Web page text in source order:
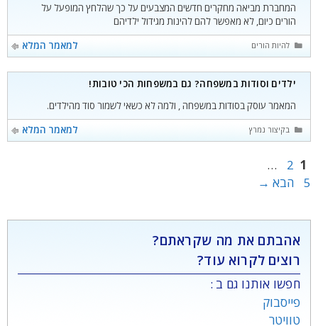
המחברת מביאה מחקרים חדשים המצבעים על כך שהלחץ המופעל על
הורים כיום, לא מאפשר להם להינות מגידול ילדיהם
למאמר המלא
קטגוריות
להיות הורים
ילדים וסודות במשפחה? גם במשפחות הכי טובות!
המאמר עוסק בסודות במשפחה , ולמה לא כשאי לשמור סוד מהילדים.
למאמר המלא
קטגוריות
בקיצור נמרץ
עמוד
1 עמוד
2
…
5
הבא →
אהבתם את מה שקראתם?
רוצים לקרוא עוד?
חפשו אותנו גם ב :
פייסבוק
טוויטר